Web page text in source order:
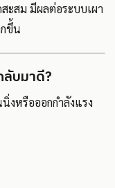
ะสม มีผลต่อระบบเผา
ขึ้น
ลับมาดี?
งหรือออกกำลังแรง